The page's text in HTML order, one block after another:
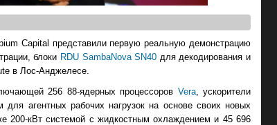
Capital представили первую реальную демонстрацию
блоки RDU SambaNova SN40 для декодирования и
в Лос-Анджелесе.
256 88-ядерных процессоров Vera, ускорители
для агентных рабочих нагрузок на основе своих новых
200-кВт системой с жидкостным охлаждением и 45 696